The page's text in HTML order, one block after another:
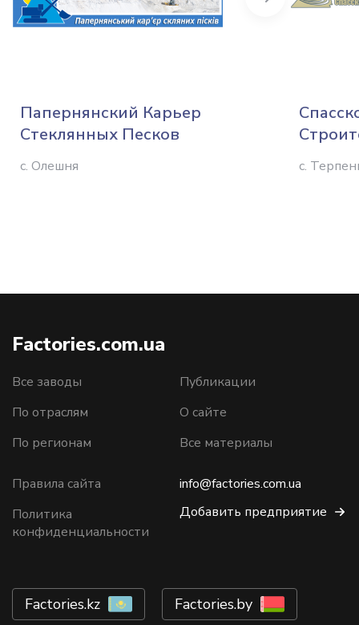
Папернянский Карьер
Стеклянных Песков
с. Олешня с.
Factories.com.ua
Все заводы
По отраслям
По регионам
Публикации
О сайте
Все материалы
Правила сайта
Политика
конфиденциальности
info@factories.com.ua
Добавить предприятие
Factories.kz Factories.by